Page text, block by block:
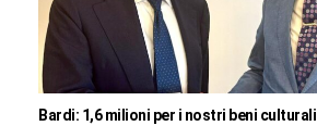
Bardi: 1,6 milioni per i nostri beni culturali